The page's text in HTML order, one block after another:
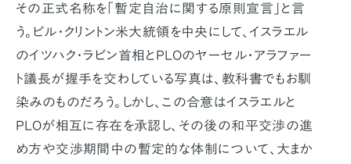
その正式名称を「暫定自治に関する原則宣言」と言
う。ビル・クリントン米大統領を中央にして、イスラエル
のイツハク・ラビン首相とPLOのヤーセル・アラファー
ト議長が握手を交わしている写真は、教科書でもお馴
染みのものだろう。しかし、この合意はイスラエルと
PLOが相互に存在を承認し、その後の和平交渉の進
め方や交渉期間中の暫定的な体制について、大まか